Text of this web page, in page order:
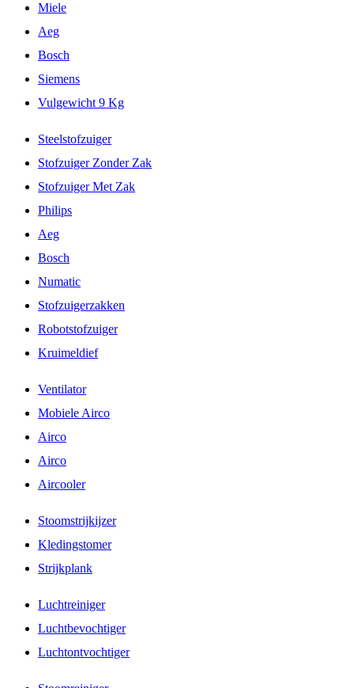
Miele
Aeg
Bosch
Siemens
Vulgewicht 9 Kg
Steelstofzuiger
Stofzuiger Zonder Zak
Stofzuiger Met Zak
Philips
Aeg
Bosch
Numatic
Stofzuigerzakken
Robotstofzuiger
Kruimeldief
Ventilator
Mobiele Airco
Airco
Airco
Aircooler
Stoomstrijkijzer
Kledingstomer
Strijkplank
Luchtreiniger
Luchtbevochtiger
Luchtontvochtiger